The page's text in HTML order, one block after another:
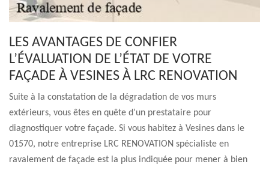
LES AVANTAGES DE CONFIER
L’ÉVALUATION DE L’ÉTAT DE VOTRE
FAÇADE À VESINES À LRC RENOVATION
Suite à la constatation de la dégradation de vos murs
extérieurs, vous êtes en quête d’un prestataire pour
diagnostiquer votre façade. Si vous habitez à Vesines dans le
01570, notre entreprise LRC RENOVATION spécialiste en
ravalement de façade est la plus indiquée pour mener à bien